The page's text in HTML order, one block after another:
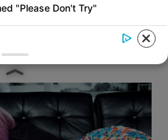
"Please Don't Try"